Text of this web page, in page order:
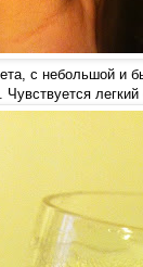
с небольшой